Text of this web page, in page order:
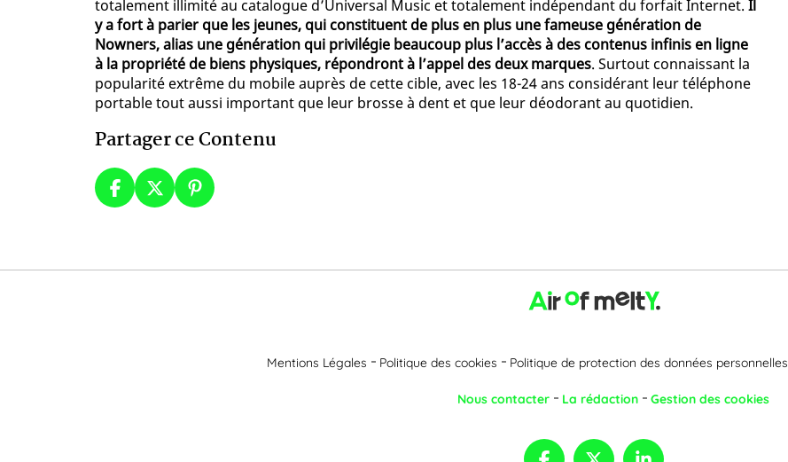
totalement illimité au catalogue d’Universal Music et totalement indépendant du forfait Internet. Il
y a fort à parier que les jeunes, qui constituent de plus en plus une fameuse génération de
Nowners, alias une génération qui privilégie beaucoup plus l’accès à des contenus infinis en ligne
à la propriété de biens physiques, répondront à l’appel des deux marques. Surtout connaissant la
popularité extrême du mobile auprès de cette cible, avec les 18-24 ans considérant leur téléphone
portable tout aussi important que leur brosse à dent et que leur déodorant au quotidien.
Partager ce Contenu
Mentions Légales Politique des cookies Politique de protection des données personnelles
Nous contacter La rédaction Gestion des cookies